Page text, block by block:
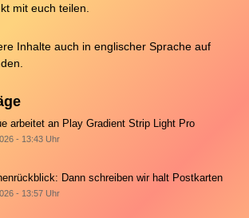
mit euch teilen.
Inhalte auch in englischer Sprache auf
arbeitet an Play Gradient Strip Light Pro
- 13:43 Uhr
Dann schreiben wir halt Postkarten
- 13:57 Uhr